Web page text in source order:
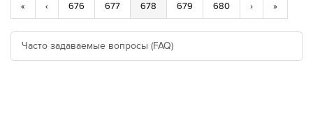
« ‹ 676 677 678 679 680 › »
Часто задаваемые вопросы (FAQ)